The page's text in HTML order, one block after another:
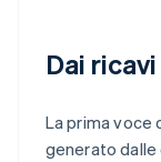
Dai
La prima voce
generato